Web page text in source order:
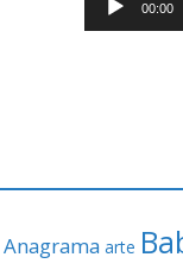
c
í
00:00
Anagrama arte